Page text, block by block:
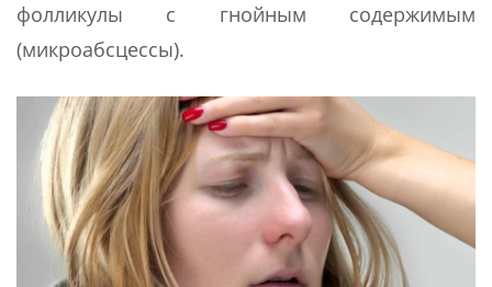
фолликулы с гнойным содержимым
(микроабсцессы).